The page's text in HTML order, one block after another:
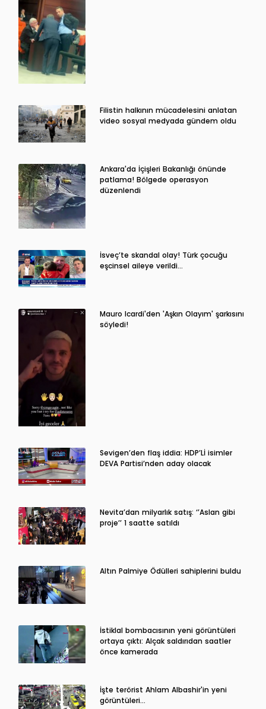
Filistin halkının mücadelesini anlatan
video sosyal medyada gündem oldu
Ankara'da İçişleri Bakanlığı önünde
patlama! Bölgede operasyon
düzenlendi
İsveç’te skandal olay! Türk çocuğu
eşcinsel aileye verildi…
Mauro Icardi'den 'Aşkın Olayım' şarkısını
söyledi!
Sevigen’den flaş iddia: HDP’Lİ isimler
DEVA Partisi’nden aday olacak
Nevita’dan milyarlık satış: ‘’Aslan gibi
proje’’ 1 saatte satıldı
Altın Palmiye Ödülleri sahiplerini buldu
İstiklal bombacısının yeni görüntüleri
ortaya çıktı: Alçak saldırıdan saatler
önce kamerada
İşte terörist Ahlam Albashir'in yeni
görüntüleri…